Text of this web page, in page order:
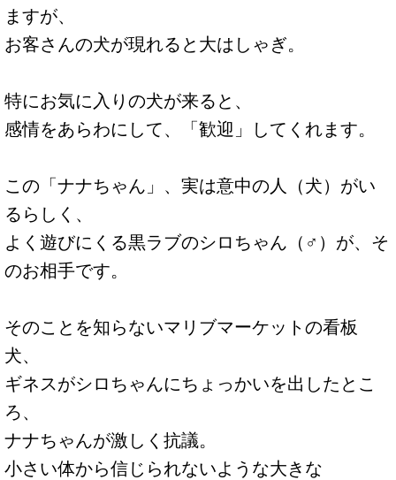
ますが、
お客さんの犬が現れると大はしゃぎ。
特にお気に入りの犬が来ると、
感情をあらわにして、「歓迎」してくれます。
この「ナナちゃん」、実は意中の人（犬）がい
るらしく、
よく遊びにくる黒ラブのシロちゃん（♂）が、そ
のお相手です。
そのことを知らないマリブマーケットの看板
犬、
ギネスがシロちゃんにちょっかいを出したとこ
ろ、
ナナちゃんが激しく抗議。
小さい体から信じられないような大きな